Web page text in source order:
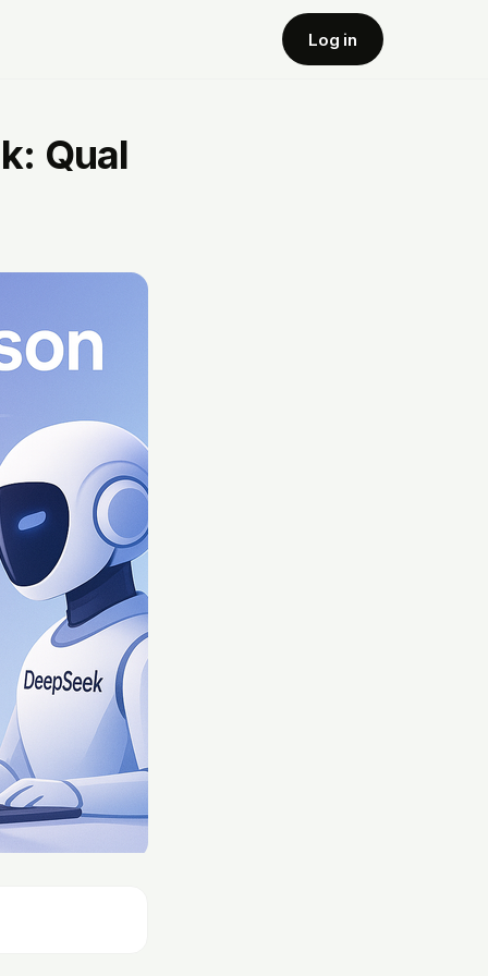
Log in
Qual